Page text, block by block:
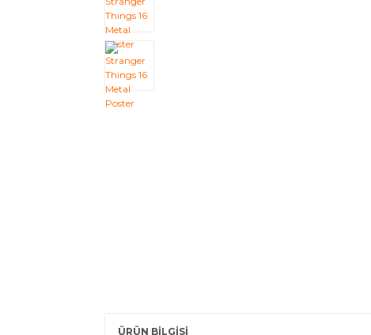
ÜRÜN BİLGİSİ